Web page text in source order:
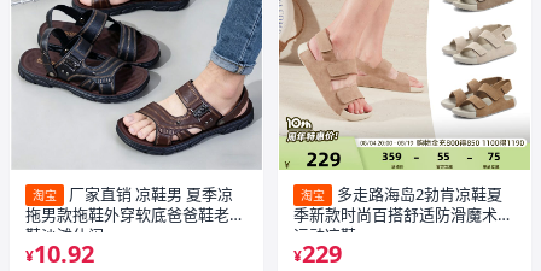
淘宝
厂家直销 凉鞋男 夏季凉
拖男款拖鞋外穿软底爸爸鞋老人
鞋沙滩休闲
¥10.92
淘宝
多走路海岛2勃肯凉鞋夏
季新款时尚百搭舒适防滑魔术贴
运动凉鞋
¥229